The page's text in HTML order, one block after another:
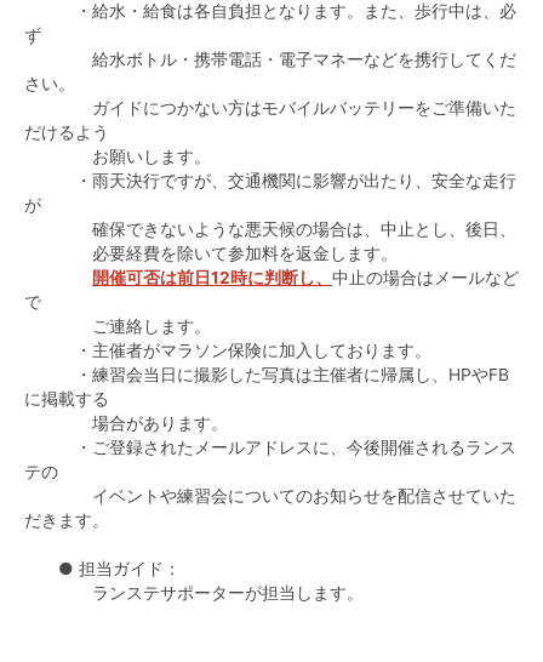
・給水・給食は各自負担となります。また、歩行中は、必
ず
給水ボトル・携帯電話・電子マネーなどを携行してくだ
さい。
ガイドにつかない方はモバイルバッテリーをご準備いた
だけるよう
お願いします。
・雨天決行ですが、交通機関に影響が出たり、安全な走行
が
確保できないような悪天候の場合は、中止とし、後日、
必要経費を除いて参加料を返金します。
開催可否は前日12時に判断し、 中止の場合はメールなど
で
ご連絡します。
・主催者がマラソン保険に加入しております。
・練習会当日に撮影した写真は主催者に帰属し、HPやFB
に掲載する
場合があります。
・ご登録されたメールアドレスに、今後開催されるランス
テの
イベントや練習会についてのお知らせを配信させていた
だきます。
● 担当ガイド：
ランステサポーターが担当します。